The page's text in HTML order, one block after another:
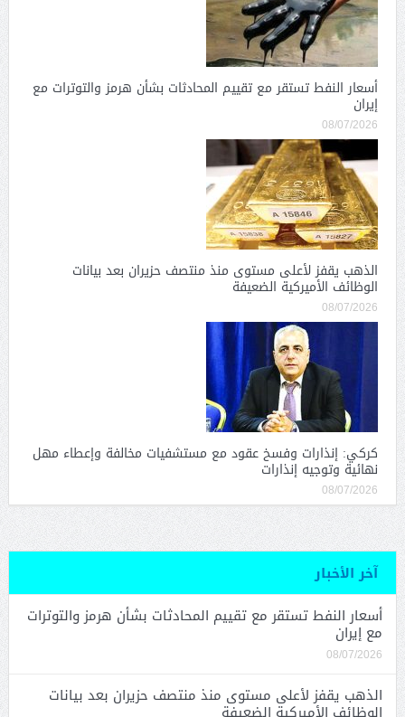
أسعار النفط تستقر مع تقييم المحادثات بشأن هرمز والتوترات مع
إيران
08/07/2026
الذهب يقفز لأعلى مستوى منذ منتصف حزيران بعد بيانات
الوظائف الأميركية الضعيفة
08/07/2026
كركي: إنذارات وفسخ عقود مع مستشفيات مخالفة وإعطاء مهل
نهائية وتوجيه إنذارات
08/07/2026
آخر الأخبار
أسعار النفط تستقر مع تقييم المحادثات بشأن هرمز والتوترات
مع إيران
08/07/2026
الذهب يقفز لأعلى مستوى منذ منتصف حزيران بعد بيانات